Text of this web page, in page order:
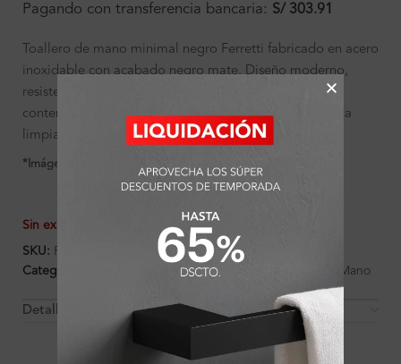
Pagando con transferencia bancaria: S/ 303.91
Toallero de mano minimal negro Ferretti fabricado en acero
inoxidable con acabado negro mate. Diseño moderno,
resistente y de instalación sencilla, ideal para baños
contemporáneos que buscan funcionalidad con estética
limpia.
*Imágenes referenciales
Sin existencias
SKU: FA1933
Categorías:
Ambientes Toallero de Mano
Detalles y Material